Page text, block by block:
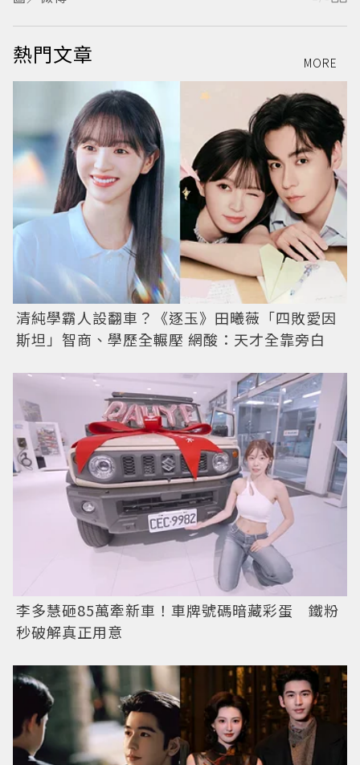
熱門文章 MORE
清純學霸人設翻車？《逐玉》田曦薇「四敗愛因
斯坦」智商、學歷全輾壓 網酸：天才全靠旁白
李多慧砸85萬牽新車！車牌號碼暗藏彩蛋 鐵粉
秒破解真正用意